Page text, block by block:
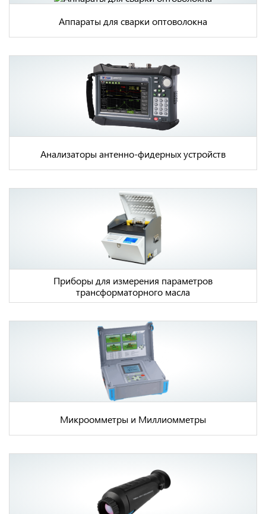
Аппараты для сварки оптоволокна
Анализаторы антенно-фидерных устройств
Приборы для измерения параметров
трансформаторного масла
Микроомметры и Миллиомметры